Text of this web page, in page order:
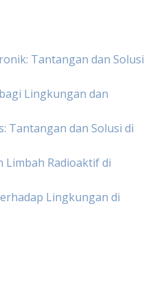
Tantangan dan Solusi
Lingkungan dan
Tantangan dan Solusi di
Limbah Radioaktif di
Lingkungan di